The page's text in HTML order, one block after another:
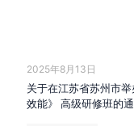
2025年8月13日
关于在江苏省苏州市
效能》 高级研修班的